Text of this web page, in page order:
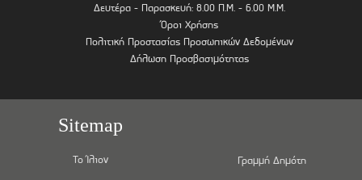
Δευτέρα - Παρασκευή: 8.00 Π.Μ. - 6.00 Μ.Μ.
Όροι Χρήσης
Πολιτική Προστασίας Προσωπικών Δεδομένων
Δήλωση Προσβασιμότητας
Sitemap
Το Ίλιον Γραμμή Δημότη